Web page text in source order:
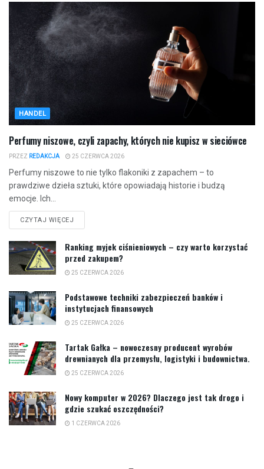
HANDEL
Perfumy niszowe, czyli zapachy, których nie kupisz w sieciówce
PRZEZ REDAKCJA 25 CZERWCA 2026
Perfumy niszowe to nie tylko flakoniki z zapachem – to
prawdziwe dzieła sztuki, które opowiadają historie i budzą
emocje. Ich...
CZYTAJ WIĘCEJ
Ranking myjek ciśnieniowych – czy warto korzystać
przed zakupem?
25 CZERWCA 2026
Podstawowe techniki zabezpieczeń banków i
instytucjach finansowych
25 CZERWCA 2026
Tartak Gałka – nowoczesny producent wyrobów
drewnianych dla przemysłu, logistyki i budownictwa.
25 CZERWCA 2026
Nowy komputer w 2026? Dlaczego jest tak drogo i
gdzie szukać oszczędności?
1 CZERWCA 2026